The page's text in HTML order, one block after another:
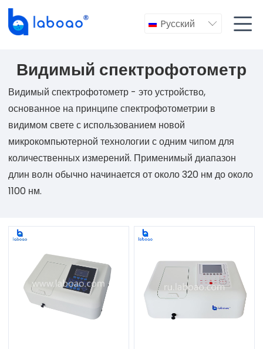
Pусский  
Видимый спектрофотометр
Видимый спектрофотометр - это устройство,
основанное на принципе спектрофотометрии в
видимом свете с использованием новой
микрокомпьютерной технологии с одним чипом для
количественных измерений. Применимый диапазон
длин волн обычно начинается от около 320 нм до около
1100 нм.